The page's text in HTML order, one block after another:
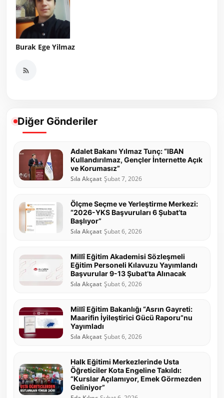
Burak Ege Yilmaz
Diğer Gönderiler
Adalet Bakanı Yılmaz Tunç: “IBAN
Kullandırılmaz, Gençler İnternette Açık
ve Korumasız”
Sıla Akçaat Şubat 7, 2026
Ölçme Seçme ve Yerleştirme Merkezi:
“2026-YKS Başvuruları 6 Şubat’ta
Başlıyor”
Sıla Akçaat Şubat 6, 2026
Millî Eğitim Akademisi Sözleşmeli
Eğitim Personeli Kılavuzu Yayımlandı
Başvurular 9-13 Şubat’ta Alınacak
Sıla Akçaat Şubat 6, 2026
Millî Eğitim Bakanlığı “Asrın Gayreti:
Maarifin İyileştirici Gücü Raporu”nu
Yayımladı
Sıla Akçaat Şubat 6, 2026
Halk Eğitimi Merkezlerinde Usta
Öğreticiler Kota Engeline Takıldı:
“Kurslar Açılamıyor, Emek Görmezden
Geliniyor”